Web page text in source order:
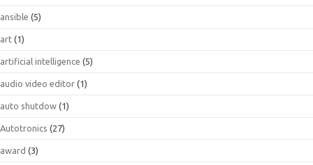
ansible (5)
art (1)
artificial intelligence (5)
audio video editor (1)
auto shutdow (1)
Autotronics (27)
award (3)